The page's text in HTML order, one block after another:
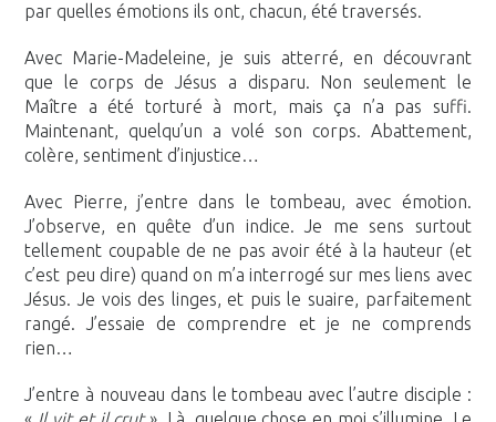
par quelles émotions ils ont, chacun, été traversés.
Avec Marie-Madeleine, je suis atterré, en découvrant
que le corps de Jésus a disparu. Non seulement le
Maître a été torturé à mort, mais ça n’a pas suffi.
Maintenant, quelqu’un a volé son corps. Abattement,
colère, sentiment d’injustice…
Avec Pierre, j’entre dans le tombeau, avec émotion.
J’observe, en quête d’un indice. Je me sens surtout
tellement coupable de ne pas avoir été à la hauteur (et
c’est peu dire) quand on m’a interrogé sur mes liens avec
Jésus. Je vois des linges, et puis le suaire, parfaitement
rangé. J’essaie de comprendre et je ne comprends
rien…
J’entre à nouveau dans le tombeau avec l’autre disciple :